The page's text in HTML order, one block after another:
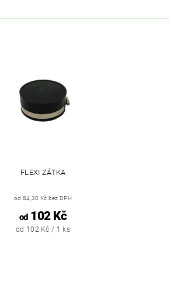
FLEXI ZÁTKA
od 84,30 Kč bez DPH
od102 Kč
od 102 Kč / 1 ks